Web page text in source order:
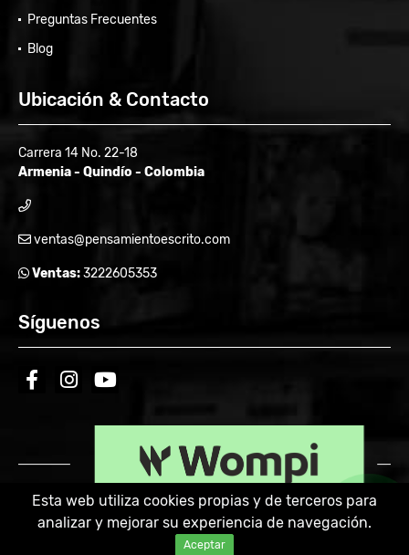
Preguntas Frecuentes
Blog
Ubicación & Contacto
Carrera 14 No. 22-18
Armenia - Quindío - Colombia
ventas@pensamientoescrito.com
Ventas:3222605353
Síguenos
facebookinstagramyoutube
Powered by:
Esta web utiliza cookies propias y de terceros para
analizar y mejorar su experiencia de navegación.
Aceptar